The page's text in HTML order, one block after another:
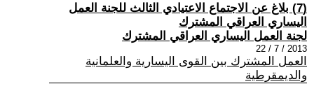
(7) بلاغ عن الاجتماع الاعتيادي الثالث للجنة العمل
اليساري العراقي المشترك
لجنة العمل اليساري العراقي المشترك
2013 / 7 / 22
العمل المشترك بين القوى اليسارية والعلمانية
والديمقرطية